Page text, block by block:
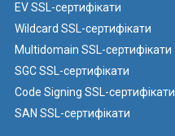
EV SSL-сертифікати
Wildcard SSL-сертифікати
Multidomain SSL-сертифікати
SGC SSL-сертифікати
Code Signing SSL-сертифікати
SAN SSL-сертифікати